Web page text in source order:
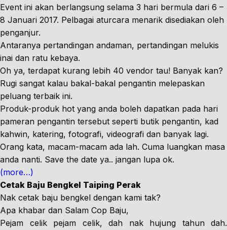
Event ini akan berlangsung selama 3 hari bermula dari 6 –
8 Januari 2017. Pelbagai aturcara menarik disediakan oleh
penganjur.
Antaranya pertandingan andaman, pertandingan melukis
inai dan ratu kebaya.
Oh ya, terdapat kurang lebih 40 vendor tau! Banyak kan?
Rugi sangat kalau bakal-bakal pengantin melepaskan
peluang terbaik ini.
Produk-produk hot yang anda boleh dapatkan pada hari
pameran pengantin tersebut seperti butik pengantin, kad
kahwin, katering, fotografi, videografi dan banyak lagi.
Orang kata, macam-macam ada lah. Cuma luangkan masa
anda nanti. Save the date ya.. jangan lupa ok.
(more…)
Cetak Baju Bengkel Taiping Perak
Nak cetak baju bengkel dengan kami tak?
Apa khabar dan Salam Cop Baju,
Pejam celik pejam celik, dah nak hujung tahun dah.